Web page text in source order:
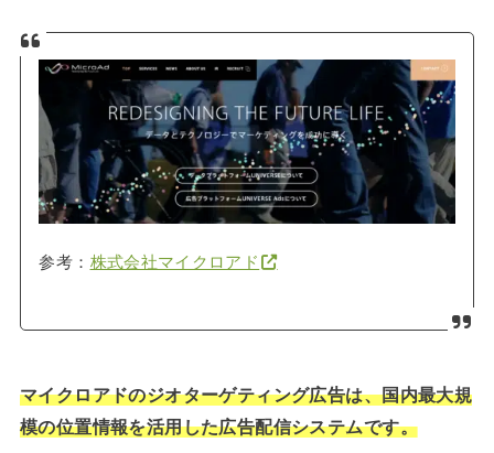
参考： 株式会社マイクロアド
マイクロアドのジオターゲティング広告は、国内最大規
模の位置情報を活用した広告配信システムです。